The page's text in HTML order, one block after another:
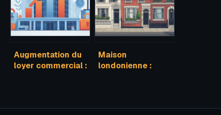
Augmentation du
loyer commercial :
Maison
londonienne :
acheter